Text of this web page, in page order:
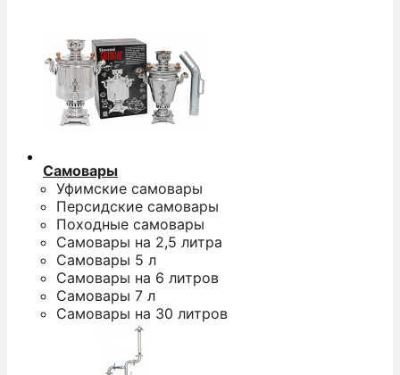
Самовары
Уфимские самовары
Персидские самовары
Походные самовары
Самовары на 2,5 литра
Самовары 5 л
Самовары на 6 литров
Самовары 7 л
Самовары на 30 литров